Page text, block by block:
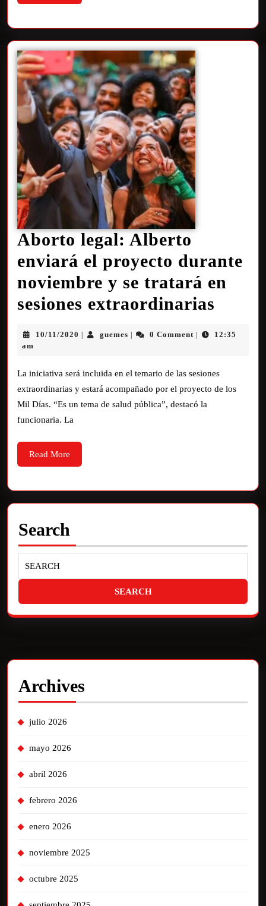
Aborto legal: Alberto
enviará el proyecto durante
noviembre y se tratará en
sesiones extraordinarias
10/11/2020 guemes 0 Comment
12:35
am
La iniciativa será incluida en el temario de las sesiones
extraordinarias y estará acompañado por el proyecto de los
Mil Días. “Es un tema de salud pública”, destacó la
funcionaria. La
Read More
Search
Archives
julio 2026
mayo 2026
abril 2026
febrero 2026
enero 2026
noviembre 2025
octubre 2025